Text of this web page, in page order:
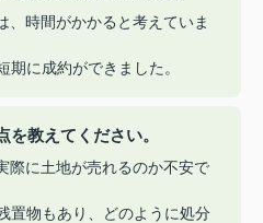
、時間がかかると考えていま
期に成約ができました。
教えてください。
際に土地が売れるのか不安で
置物もあり、どのように処分